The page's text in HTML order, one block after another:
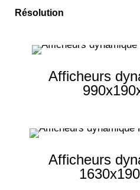
1600 x 160 mm
Résolution
320 x 32 pixels (1)
Afficheurs
Afficheurs